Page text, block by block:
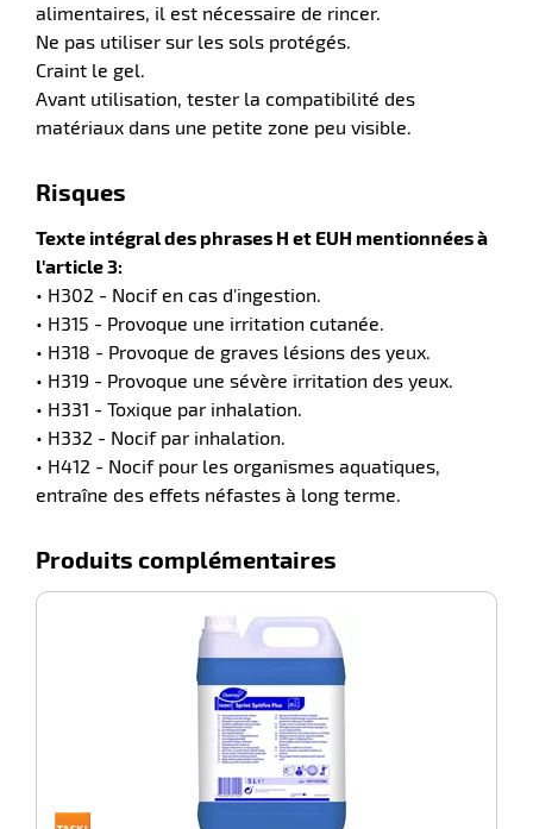
alimentaires, il est nécessaire de rincer.
Ne pas utiliser sur les sols protégés.
Craint le gel.
Avant utilisation, tester la compatibilité des
matériaux dans une petite zone peu visible.
Risques
Texte intégral des phrases H et EUH mentionnées à
l'article 3:
• H302 - Nocif en cas d'ingestion.
• H315 - Provoque une irritation cutanée.
• H318 - Provoque de graves lésions des yeux.
• H319 - Provoque une sévère irritation des yeux.
• H331 - Toxique par inhalation.
• H332 - Nocif par inhalation.
• H412 - Nocif pour les organismes aquatiques,
entraîne des effets néfastes à long terme.
Produits complémentaires